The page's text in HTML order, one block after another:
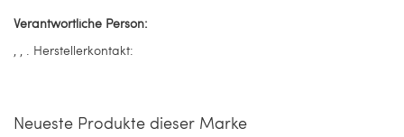
Verantwortliche Person:
, , . Herstellerkontakt:
Neueste Produkte dieser Marke